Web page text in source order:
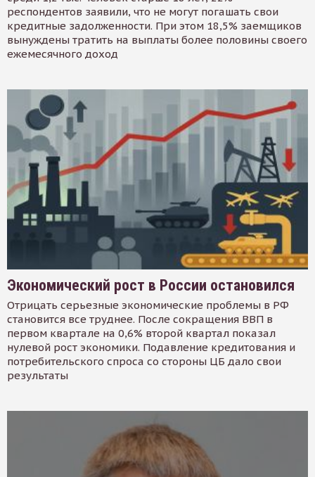
респондентов заявили, что не могут погашать свои
кредитные задолженности. При этом 18,5% заемщиков
вынуждены тратить на выплаты более половины своего
ежемесячного доход
Экономический рост в России остановился
Отрицать серьезные экономические проблемы в РФ
становится все труднее. После сокращения ВВП в
первом квартале на 0,6% второй квартал показал
нулевой рост экономики. Подавление кредитования и
потребительского спроса со стороны ЦБ дало свои
результаты